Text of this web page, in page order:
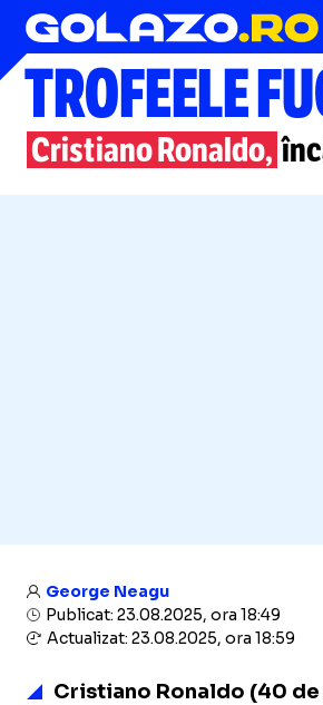
Campionate
TROFEELE
Cristiano Ronaldo,
George Neagu
Publicat: 23.08.2025, ora 18:49
Actualizat: 23.08.2025, ora 18:59
Cristiano Ronaldo (40 de